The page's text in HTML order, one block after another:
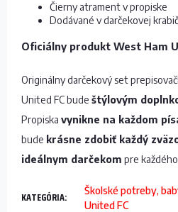
Čierny atrament v propiske
Dodávané v darčekovej
Oficiálny produkt West Ham
Originálny darčekový set
United FC bude štýlovým
Propiska vynikne na každom
bude krásne zdobiť každý
ideálnym darčekom pre
KATEGÓRIA:
Školské potreby,
United FC